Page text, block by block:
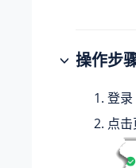
操作步
登录
点